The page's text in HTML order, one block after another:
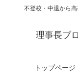
不登校・中退から
理事長ブ
トップページ